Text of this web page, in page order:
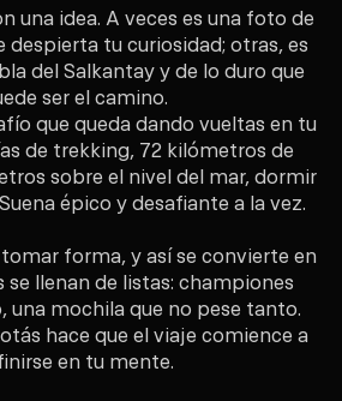
una idea. A veces es una foto de
despierta tu curiosidad; otras, es
del Salkantay y de lo duro que
ser el camino.
que queda dando vueltas en tu
de trekking, 72 kilómetros de
sobre el nivel del mar, dormir
épico y desafiante a la vez.
forma, y así se convierte en
se llenan de listas: championes
una mochila que no pese tanto.
hace que el viaje comience a
en tu mente.